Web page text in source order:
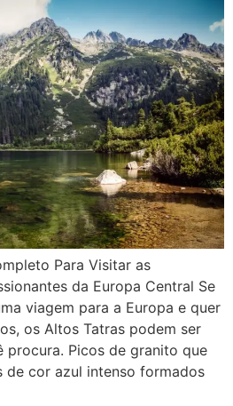
Para Visitar as
da Europa Central Se
viagem para a Europa e quer
os Altos Tatras podem ser
procura. Picos de granito que
de cor azul intenso formados